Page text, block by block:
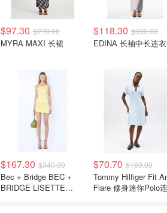
$97.30 $270.00
MYRA MAXI 长裙
$118.30 $330.00
EDINA 长袖中长连
$167.30 $340.00
Bec + Bridge BEC +
BRIDGE LISETTE
$70.70 $169.00
Tommy Hilfiger Fit
Flare 修身迷你Polo